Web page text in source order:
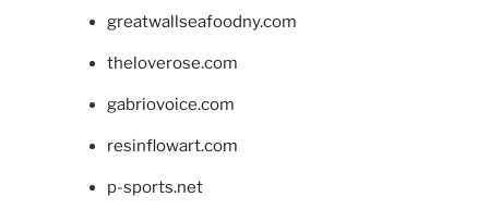
greatwallseafoodny.com
theloverose.com
gabriovoice.com
resinflowart.com
p-sports.net